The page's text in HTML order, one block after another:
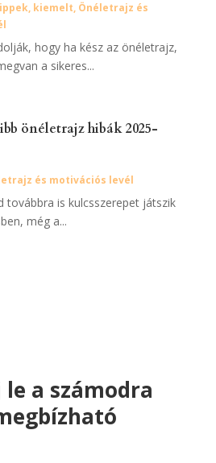
, kiemelt, Önéletrajz és
hogy ha kész az önéletrajz,
a sikeres...
önéletrajz hibák 2025-
és motivációs levél
továbbra is kulcsszerepet játszik
még a...
a számodra